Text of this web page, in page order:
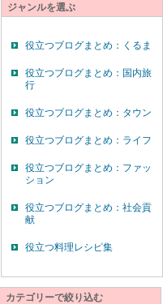
ジャンルを選ぶ
役立つブログまとめ：くるま
役立つブログまとめ：国内旅
行
役立つブログまとめ：タウン
役立つブログまとめ：ライフ
役立つブログまとめ：ファッ
ション
役立つブログまとめ：社会貢
献
役立つ料理レシピ集
カテゴリーで絞り込む